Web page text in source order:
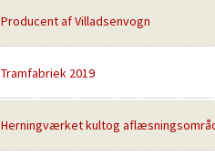
Producent af Villadsenvogn
Tramfabriek 2019
Herningværket kultog